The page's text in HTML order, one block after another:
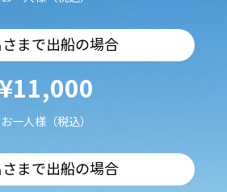
さまで出船の場合
¥11,000
お一人様（税込）
さまで出船の場合